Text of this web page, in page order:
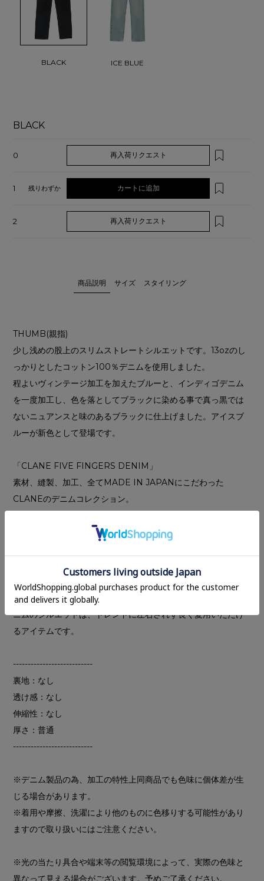
BLACK ICE BLUE
BLACK
0 再入荷リクエスト
1 残りわずか カートに追加
2 再入荷リクエスト
商品説明 サイズ スタイリング
THUMB(親指)
少し浅めの股上のスリムストレートシルエットです。13ozのし
っかりとしたコットン100％デニムを使用しました。
程よいヴィンテージ加工を加えたブルーと、インディゴデニム
を一度加工し、色を落としてブラックに染める事で真っ黒では
ないニュアンスと味のあるブラックに仕上げました。アイスブ
ルーが新色として登場です。
「CLANE FIVE FINGERS DENIM」
素材、縫製、加工、全てMADE IN JAPANにこだわった
CLANEのデニムコレクション。
人さんに、日々の手作業への尊敬と感謝の意味をこめて、FIVE
指）、SECOND（中指）、RING（薬指）、PINKY（小指）の
５型のシルエットを展開。それぞれの指の特徴とリンクするデ
ニムのシルエットは、トレンドに左右されず長く愛用いただけ
るアイテムです。
---------------------------
裏地：なし
透け感：なし
伸縮性：なし
厚さ：普通
---------------------------
※デニム製品の為、加工の特性上同商品でも色味に個体差が生
じる場合があります。
※着用や摩擦、洗濯により他のものに色移りする可能性があり
ますので取り扱いにはご注意ください。
※光の当たり具合や端末等の閲覧環境によって、実際の色味と
異なって見える場合がございます。予めご了承ください。